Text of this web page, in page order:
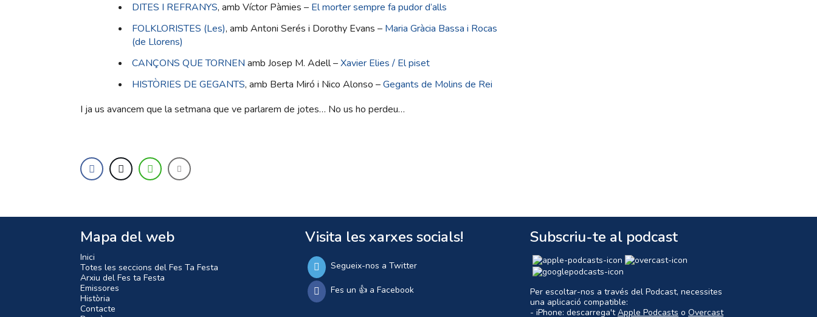
DITES I REFRANYS, amb Víctor Pàmies – El morter sempre fa pudor d’alls
FOLKLORISTES (Les), amb Antoni Serés i Dorothy Evans – Maria Gràcia Bassa i Rocas
(de Llorens)
CANÇONS QUE TORNEN amb Josep M. Adell –Xavier Elies / El piset
HISTÒRIES DE GEGANTS, amb Berta Miró i Nico Alonso –Gegants de Molins de Rei
I ja us avancem que la setmana que ve parlarem de jotes… No us ho perdeu…
Mapa del web
Inici
Totes les seccions del Fes Ta Festa
Arxiu del Fes ta Festa
Emissores
Història
Contacte
Visita les xarxes socials!
Segueix-nos a Twitter
Fes un 👍 a Facebook
Subscriu-te al podcast
Per escoltar-nos a través del Podcast, necessites
una aplicació compatible:
- iPhone: descarrega'tApple Podcasts o Overcast